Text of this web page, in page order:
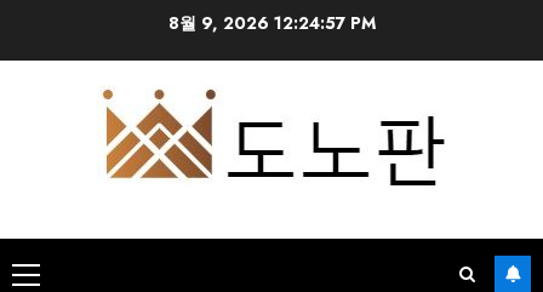
8월 9, 2026 12:24:57 PM
Primary